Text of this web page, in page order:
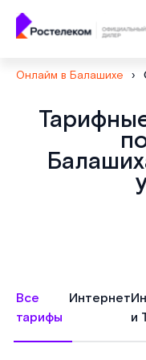
Онлайм в Балашихе ›
Все
тарифы
Интернет
и